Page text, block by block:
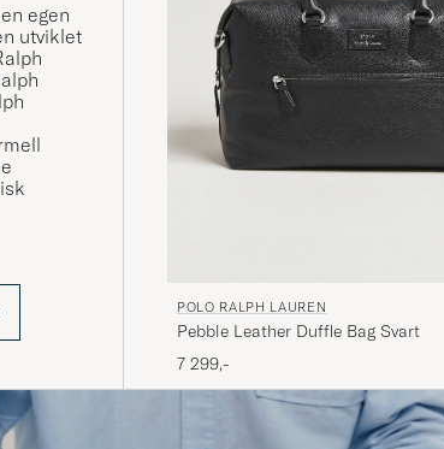
egen
utviklet
POLO RALPH LAUREN
Pebble Leather Duffle Bag Svart
7 299,-